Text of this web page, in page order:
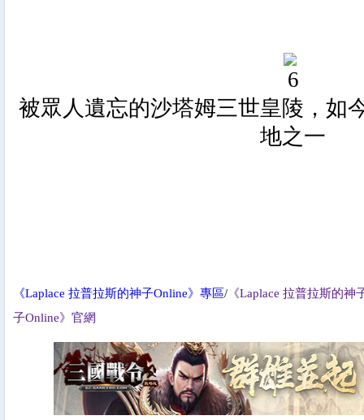
被眾人遺忘的沙塔姆三世皇陵，如
地之一
《Laplace 拉普拉斯的神子Online》專區/ 《Laplace 拉普拉斯的神
子Online》官網